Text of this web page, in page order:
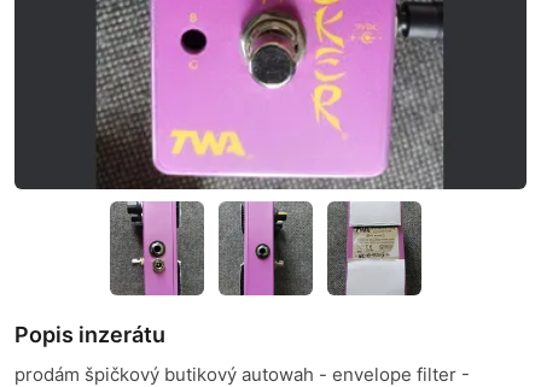
Popis inzerátu
prodám špičkový butikový autowah - envelope filter -